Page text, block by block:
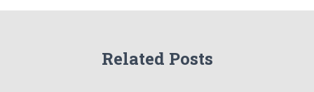
Related Posts